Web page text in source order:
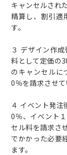
キャンセルされ
精算し、割引適
す。
３ デザイン作
料として定価の
のキャンセルに
0％を請求させて
４ イベント発
0％、イベント
セル料を請求さ
でかかった必要
ます。